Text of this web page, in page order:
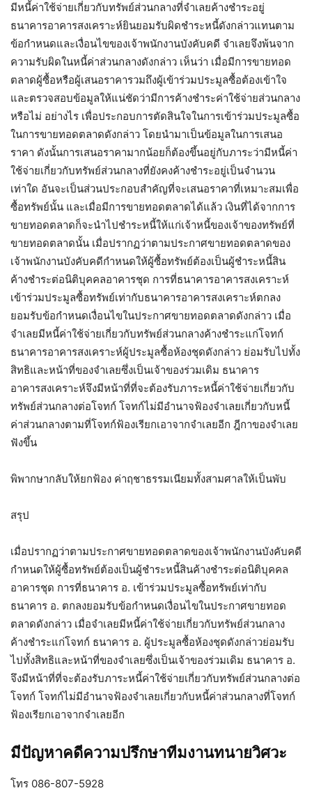
มีหนี้ค่าใช้จ่ายเกี่ยวกับทรัพย์ส่วนกลางที่จำเลยค้างชำระอยู่
ธนาคารอาคารสงเคราะห์ยินยอมรับผิดชำระหนี้ดังกล่าวแทนตาม
ข้อกำหนดและเงื่อนไขของเจ้าพนักงานบังคับคดี จำเลยจึงพ้นจาก
ความรับผิดในหนี้ค่าส่วนกลางดังกล่าว เห็นว่า เมื่อมีการขายทอด
ตลาดผู้ซื้อหรือผู้เสนอราคารวมถึงผู้เข้าร่วมประมูลซื้อต้องเข้าใจ
และตรวจสอบข้อมูลให้แน่ชัดว่ามีการค้างชำระค่าใช้จ่ายส่วนกลาง
หรือไม่ อย่างไร เพื่อประกอบการตัดสินใจในการเข้าร่วมประมูลซื้อ
ในการขายทอดตลาดดังกล่าว โดยนำมาเป็นข้อมูลในการเสนอ
ราคา ดังนั้นการเสนอราคามากน้อยก็ต้องขึ้นอยู่กับภาระว่ามีหนี้ค่า
ใช้จ่ายเกี่ยวกับทรัพย์ส่วนกลางที่ยังคงค้างชำระอยู่เป็นจำนวน
เท่าใด อันจะเป็นส่วนประกอบสำคัญที่จะเสนอราคาที่เหมาะสมเพื่อ
ซื้อทรัพย์นั้น และเมื่อมีการขายทอดตลาดได้แล้ว เงินที่ได้จากการ
ขายทอดตลาดก็จะนำไปชำระหนี้ให้แก่เจ้าหนี้ของเจ้าของทรัพย์ที่
ขายทอดตลาดนั้น เมื่อปรากฏว่าตามประกาศขายทอดตลาดของ
เจ้าพนักงานบังคับคดีกำหนดให้ผู้ซื้อทรัพย์ต้องเป็นผู้ชำระหนี้สิน
ค้างชำระต่อนิติบุคคลอาคารชุด การที่ธนาคารอาคารสงเคราะห์
เข้าร่วมประมูลซื้อทรัพย์เท่ากับธนาคารอาคารสงเคราะห์ตกลง
ยอมรับข้อกำหนดเงื่อนไขในประกาศขายทอดตลาดดังกล่าว เมื่อ
จำเลยมีหนี้ค่าใช้จ่ายเกี่ยวกับทรัพย์ส่วนกลางค้างชำระแก่โจทก์
ธนาคารอาคารสงเคราะห์ผู้ประมูลซื้อห้องชุดดังกล่าว ย่อมรับไปทั้ง
สิทธิและหน้าที่ของจำเลยซึ่งเป็นเจ้าของร่วมเดิม ธนาคาร
อาคารสงเคราะห์จึงมีหน้าที่ที่จะต้องรับภาระหนี้ค่าใช้จ่ายเกี่ยวกับ
ทรัพย์ส่วนกลางต่อโจทก์ โจทก์ไม่มีอำนาจฟ้องจำเลยเกี่ยวกับหนี้
ค่าส่วนกลางตามที่โจทก์ฟ้องเรียกเอาจากจำเลยอีก ฎีกาของจำเลย
ฟังขึ้น
พิพากษากลับให้ยกฟ้อง ค่าฤชาธรรมเนียมทั้งสามศาลให้เป็นพับ
สรุป
เมื่อปรากฏว่าตามประกาศขายทอดตลาดของเจ้าพนักงานบังคับคดี
กำหนดให้ผู้ซื้อทรัพย์ต้องเป็นผู้ชำระหนี้สินค้างชำระต่อนิติบุคคล
อาคารชุด การที่ธนาคาร อ. เข้าร่วมประมูลซื้อทรัพย์เท่ากับ
ธนาคาร อ. ตกลงยอมรับข้อกำหนดเงื่อนไขในประกาศขายทอด
ตลาดดังกล่าว เมื่อจำเลยมีหนี้ค่าใช้จ่ายเกี่ยวกับทรัพย์ส่วนกลาง
ค้างชำระแก่โจทก์ ธนาคาร อ. ผู้ประมูลซื้อห้องชุดดังกล่าวย่อมรับ
ไปทั้งสิทธิและหน้าที่ของจำเลยซึ่งเป็นเจ้าของร่วมเดิม ธนาคาร อ.
จึงมีหน้าที่ที่จะต้องรับภาระหนี้ค่าใช้จ่ายเกี่ยวกับทรัพย์ส่วนกลางต่อ
โจทก์ โจทก์ไม่มีอำนาจฟ้องจำเลยเกี่ยวกับหนี้ค่าส่วนกลางที่โจทก์
ฟ้องเรียกเอาจากจำเลยอีก
มีปัญหาคดีความปรึกษาทีมงานทนายวิศวะ
โทร 086-807-5928